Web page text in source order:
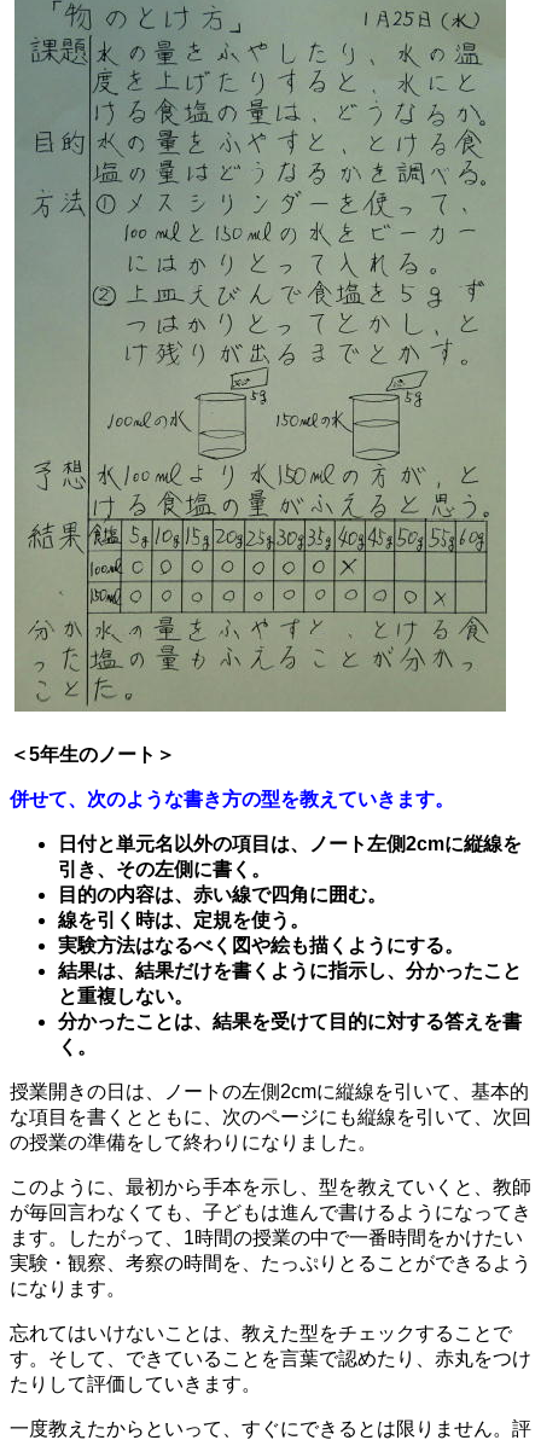
＜5年生のノート＞
併せて、次のような書き方の型を教えていきます。
日付と単元名以外の項目は、ノート左側2cmに縦線を
引き、その左側に書く。
目的の内容は、赤い線で四角に囲む。
線を引く時は、定規を使う。
実験方法はなるべく図や絵も描くようにする。
結果は、結果だけを書くように指示し、分かったこと
と重複しない。
分かったことは、結果を受けて目的に対する答えを書
く。
授業開きの日は、ノートの左側2cmに縦線を引いて、基本的
な項目を書くとともに、次のページにも縦線を引いて、次回
の授業の準備をして終わりになりました。
このように、最初から手本を示し、型を教えていくと、教師
が毎回言わなくても、子どもは進んで書けるようになってき
ます。したがって、1時間の授業の中で一番時間をかけたい
実験・観察、考察の時間を、たっぷりとることができるよう
になります。
忘れてはいけないことは、教えた型をチェックすることで
す。そして、できていることを言葉で認めたり、赤丸をつけ
たりして評価していきます。
一度教えたからといって、すぐにできるとは限りません。評